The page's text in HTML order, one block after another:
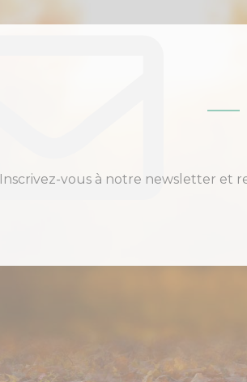
Inscrivez-vous à notre newsletter et